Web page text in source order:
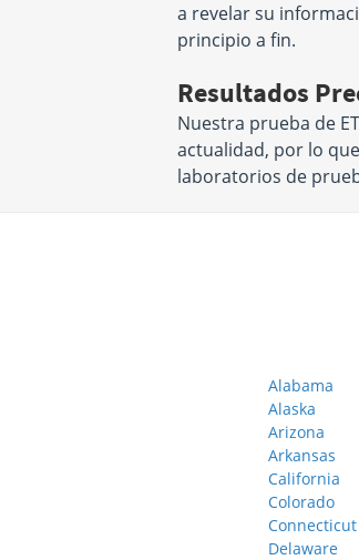
a revelar su
principio a fin.
Resultados
Nuestra prueba de
actualidad, por lo
laboratorios de
Alabama
Alaska
Arizona
Arkansas
California
Colorado
Connecticut
Delaware